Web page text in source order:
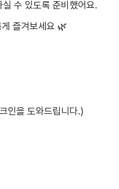
수 있도록 준비했어요.
즐겨보세요 🌿
인을 도와드립니다.)